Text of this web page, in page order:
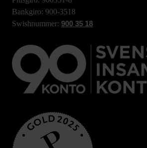
Bankgiro: 900-3518
Swishnummer: 900 35 18